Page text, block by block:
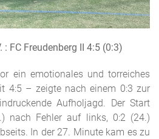
: FC Freudenberg II 4:5 (0:3)
ein emotionales und torreiches
4:5 – zeigte nach einem 0:3 zur
Aufholjagd. Der Start
nach Fehler auf links, 0:2 (24.)
In der 27. Minute kam es zu